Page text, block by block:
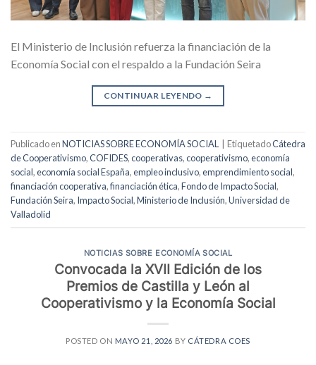
El Ministerio de Inclusión refuerza la financiación de la
Economía Social con el respaldo a la Fundación Seira
CONTINUAR LEYENDO →
Publicado enNOTICIAS SOBRE ECONOMÍA SOCIAL EtiquetadoCátedra
de Cooperativismo,COFIDES,cooperativas,cooperativismo,economía
social,economía social España,empleo inclusivo,emprendimiento social,
financiación cooperativa,financiación ética,Fondo de Impacto Social,
Fundación Seira, Impacto Social,Ministerio de Inclusión,Universidad de
Valladolid
NOTICIAS SOBRE ECONOMÍA SOCIAL
Convocada la XVII Edición de los
Premios de Castilla y León al
Cooperativismo y la Economía Social
POSTED ON MAYO 21, 2026 BY CÁTEDRA COES